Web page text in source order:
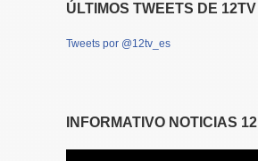
ÚLTIMOS TWEETS DE 12TV
Tweets por @12tv_es
INFORMATIVO NOTICIAS 12